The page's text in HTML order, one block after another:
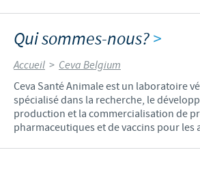
Qui sommes-nous?>
Accueil > Ceva Belgium
Ceva Santé Animale est un laboratoire
spécialisé dans la recherche, le
production et la commercialisation de
pharmaceutiques et de vaccins pour les